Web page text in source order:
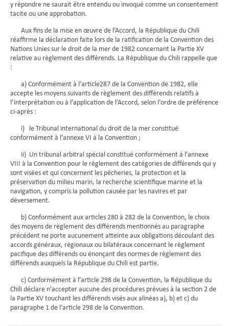
y répondre ne saurait être entendu ou invoqué comme un consentement
tacite ou une approbation.
Aux fins de la mise en œuvre de l’Accord, la République du Chili
réaffirme la déclaration faite lors de la ratification de la Convention des
Nations Unies sur le droit de la mer de 1982 concernant la Partie XV
relative au règlement des différends. La République du Chili rappelle que
:
a) Conformément à l’article287 de la Convention de 1982, elle
accepte les moyens suivants de règlement des différends relatifs à
l’interprétation ou à l’application de l’Accord, selon l’ordre de préférence
ci-après :
i) le Tribunal international du droit de la mer constitué
conformément à l’annexe VI à la Convention ;
ii) Un tribunal arbitral spécial constitué conformément à l’annexe
VIII à la Convention pour le règlement des catégories de différends qui y
sont visées et qui concernent les pêcheries, la protection et la
préservation du milieu marin, la recherche scientifique marine et la
navigation, y compris la pollution causée par les navires et par
déversement.
b) Conformément aux articles 280 à 282 de la Convention, le choix
des moyens de règlement des différends mentionnés au paragraphe
précédent ne porte aucunement atteinte aux obligations découlant des
accords généraux, régionaux ou bilatéraux concernant le règlement
pacifique des différends ou énonçant des normes de règlement des
différends auxquels la République du Chili est partie.
c) Conformément à l’article 298 de la Convention, la République du
Chili déclare n’accepter aucune des procédures prévues à la section 2 de
la Partie XV touchant les différends visés aux alinéas a), b) et c) du
paragraphe 1 de l’article 298 de la Convention.